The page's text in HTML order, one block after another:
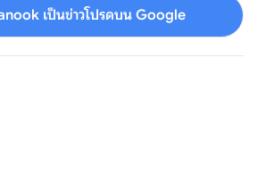
เป็นข่าวโปรดบน Google